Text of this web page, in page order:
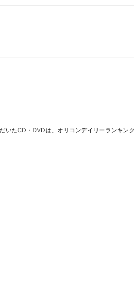
いたCD・DVDは、オリコンデイリーランキン